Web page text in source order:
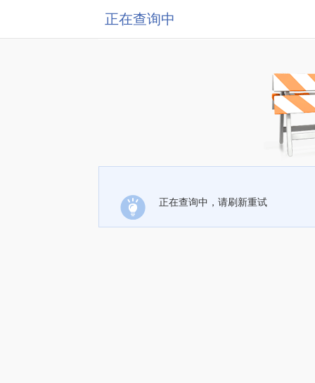
正在查询中
正在查询中，请刷新重试